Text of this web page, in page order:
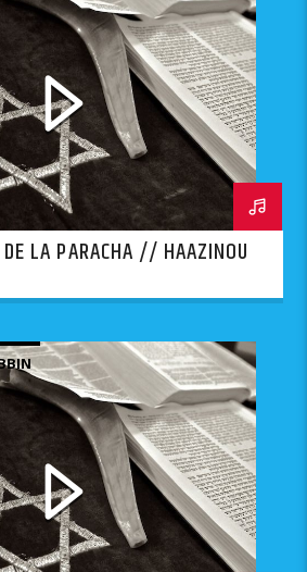
DE LA PARACHA // HAAZINOU